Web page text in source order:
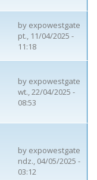
by expowestgate
pt., 11/04/2025 -
11:18
by expowestgate
wt., 22/04/2025 -
08:53
by expowestgate
ndz., 04/05/2025 -
03:12